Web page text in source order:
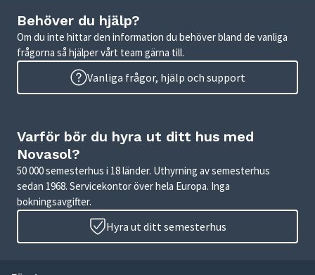
Behöver du hjälp?
Om du inte hittar den information du behöver bland de vanliga
frågorna så hjälper vårt team gärna till.
Vanliga frågor, hjälp och support
Varför bör du hyra ut ditt hus med
Novasol?
50 000 semesterhus i 18 länder. Uthyrning av semesterhus
sedan 1968. Servicekontor över hela Europa. Inga
bokningsavgifter.
Hyra ut ditt semesterhus